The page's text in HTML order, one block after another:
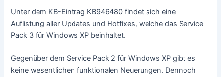
Unter dem KB-Eintrag KB946480 findet sich eine
Auflistung aller Updates und Hotfixes, welche das Service
Pack 3 für Windows XP beinhaltet.
Gegenüber dem Service Pack 2 für Windows XP gibt es
keine wesentlichen funktionalen Neuerungen. Dennoch